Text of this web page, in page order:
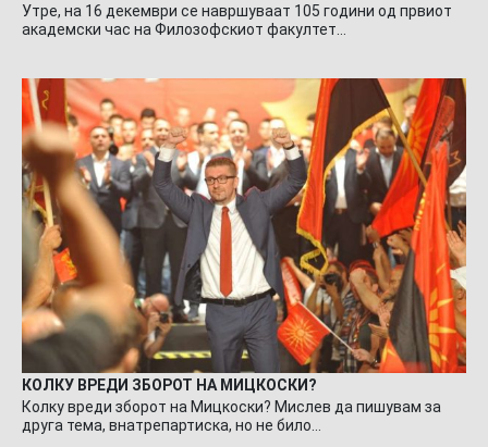
Утре, на 16 декември се навршуваат 105 години од првиот
академски час на Филозофскиот факултет…
КОЛКУ ВРЕДИ ЗБОРОТ НА МИЦКОСКИ?
Колку вреди зборот на Мицкоски? Мислев да пишувам за
друга тема, внатрепартиска, но не било…